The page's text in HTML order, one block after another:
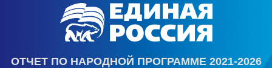
ОТЧЕТ ПО НАРОДНОЙ ПРОГРАММЕ 2021-2026